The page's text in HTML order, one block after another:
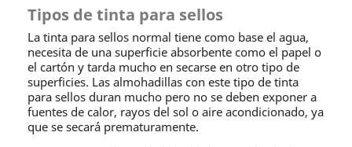
Tipos de tinta para sellos
La tinta para sellos normal tiene como base el agua,
necesita de una superficie absorbente como el papel o
el cartón y tarda mucho en secarse en otro tipo de
superficies. Las almohadillas con este tipo de tinta
para sellos duran mucho pero no se deben exponer a
fuentes de calor, rayos del sol o aire acondicionado, ya
que se secará prematuramente.